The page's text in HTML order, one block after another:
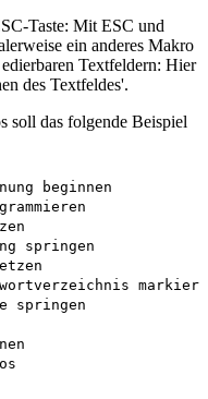
Taste: Mit ESC und
ein anderes Makro
Textfeldern: Hier
des Textfeldes'.
soll das folgende Beispiel
springen
springen